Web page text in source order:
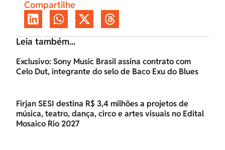
Compartilhe
Leia também...
Exclusivo: Sony Music Brasil assina contrato com
Celo Dut, integrante do selo de Baco Exu do Blues
Firjan SESI destina R$ 3,4 milhões a projetos de
música, teatro, dança, circo e artes visuais no Edital
Mosaico Rio 2027